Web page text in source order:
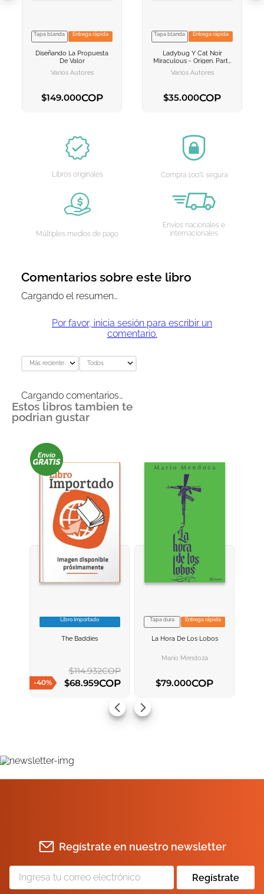
VER INFORMACION
AGREGAR AL
Tapa blanda Entrega rápida
Diseñando La Propuesta
De Valor
Varios Autores
$149.000COP
VER INFORMACION
AGREGAR AL
Tapa blanda Entrega rápida
Ladybug Y Cat Noir
Miraculous - Origen. Parte
1
Varios Autores
$35.000COP
Libros originales Compra 100% segura
Múltiples medios de pago
Envíos nacionales e
internacionales
Comentarios sobre este libro
Cargando el resumen…
Por favor, inicia sesión para escribir un
comentario.
Más reciente Todos
Cargando comentarios…
Estos libros tambien te
podrian gustar
VER INFORMACION
Libro Importado
The Baddies
-40%
$114.932COP
$68.959COP
VER INFORMACION
Tapa dura Entrega rápida
La Hora De Los Lobos
Mario Mendoza
$79.000COP
Regístrate en nuestro newsletter
Regístrate